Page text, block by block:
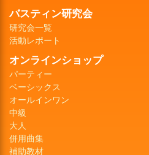
バスティン研究会
研究会一覧
活動レポート
オンラインショップ
パーティー
ベーシックス
オールインワン
中級
大人
併用曲集
補助教材